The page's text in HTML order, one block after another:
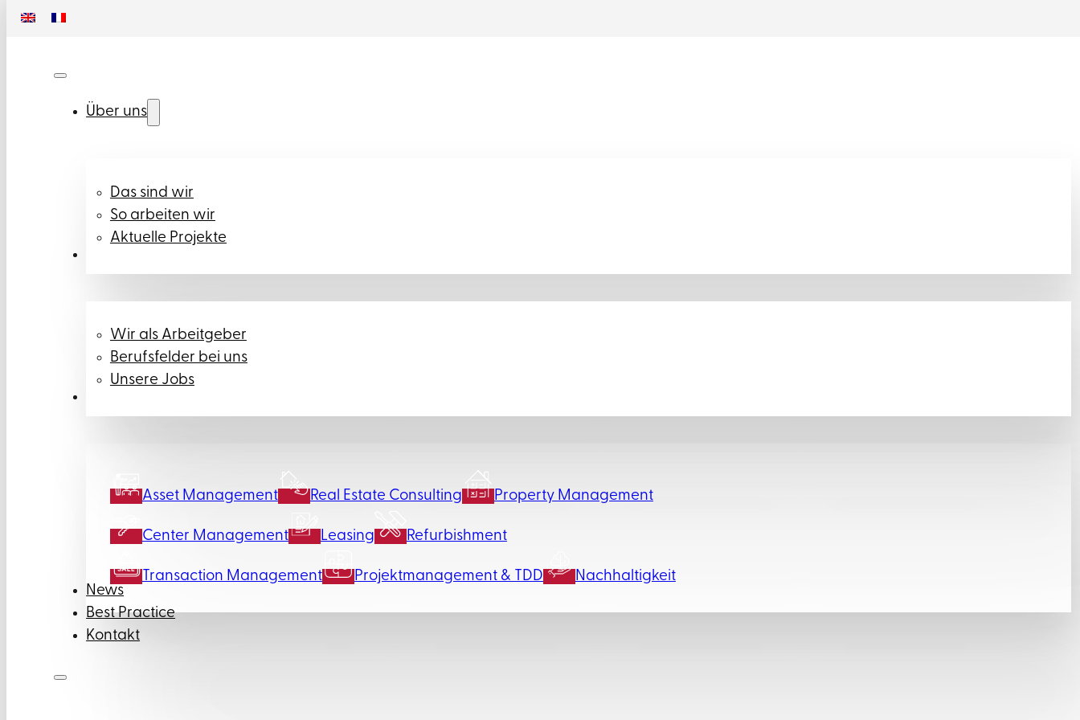
Über uns
Das sind wir
So arbeiten wir
Aktuelle Projekte
Wir als Arbeitgeber
Berufsfelder bei uns
Unsere Jobs
Asset Management Real Estate Consulting Property Management
Center Management Leasing Refurbishment
Transaction Management Projektmanagement & TDD
Nachhaltigkeit
News
Best Practice
Kontakt